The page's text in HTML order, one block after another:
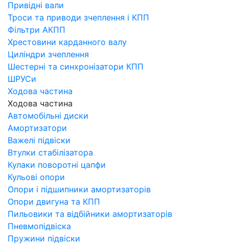
Привідні вали
Троси та приводи зчеплення і КПП
Фільтри АКПП
Хрестовини карданного валу
Циліндри зчеплення
Шестерні та синхронізатори КПП
ШРУСи
Ходова частина
Ходова частина
Автомобільні диски
Амортизатори
Важелі підвіски
Втулки стабілізатора
Кулаки поворотні цапфи
Кульові опори
Опори і підшипники амортизаторів
Опори двигуна та КПП
Пильовики та відбійники амортизаторів
Пневмопідвіска
Пружини підвіски